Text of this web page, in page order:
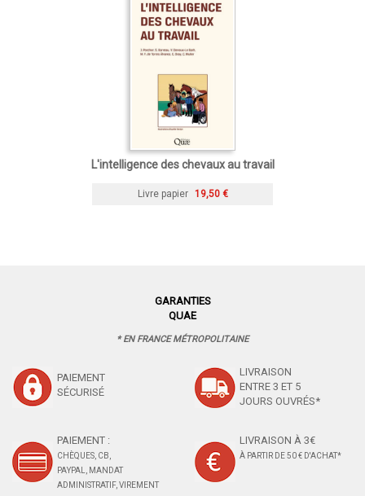
L'intelligence des chevaux au travail
Livre papier 19,50 €
GARANTIES
QUAE
* EN FRANCE MÉTROPOLITAINE
PAIEMENT
SÉCURISÉ
LIVRAISON
ENTRE 3 ET 5
JOURS OUVRÉS*
PAIEMENT :
CHÈQUES, CB,
PAYPAL, MANDAT
ADMINISTRATIF, VIREMENT
LIVRAISON À 3€
À PARTIR DE 50 € D'ACHAT*